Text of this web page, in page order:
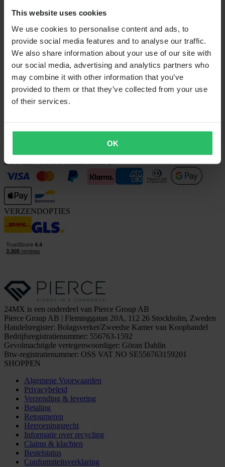
This website uses cookies
We use cookies to personalise content and ads, to
provide social media features and to analyse our traffic.
We also share information about your use of our site with
our social media, advertising and analytics partners who
may combine it with other information that you’ve
provided to them or that they’ve collected from your use
of their services.
OK
Claims & klachten
Conformiteitsverklaring
KLANTENSERVICE
Vragen & antwoorden
Neem contact op met de klantenservice
OVER ONS
BETALINGSMOGELIJKHEDEN
VERZENDOPTIES
24MX is een onderdeel van Pierce Group AB
Pierce Group AB | Fleminggatan 20A, 112 26 Stockholm, Zweden
Handelsregister: Bolagsverket/Zweedse Kamer van Koophandel
Bedrijfsregistratienummer: 556763-1592
Gevolmachtigde vertegenwoordiger: Göran Dahlin
Btw-registratienummer: OSS VAT NO SE556763159201
SHOPPEN
Algemene Voorwaarden
Privacybeleid
Verzending & levering
Betaling
Retourneren
Herroepingsrecht
Informatie over recycling
Claims & klachten
Bestelstatus
Conformiteitsverklaring